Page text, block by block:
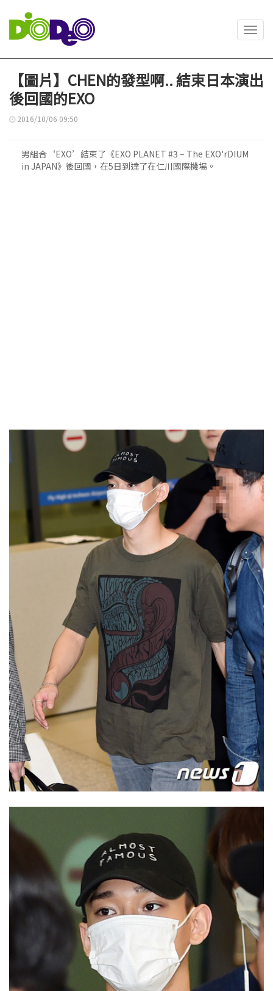
【圖片】CHEN的發型啊.. 結束日本演出
後回國的EXO
2016/10/06 09:50
男組合‘EXO’結束了《EXO PLANET #3 – The EXO'rDIUM
in JAPAN》後回國，在5日到達了在仁川國際機場。